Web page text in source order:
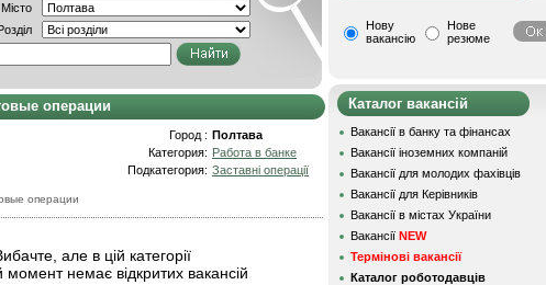
Місто
операции
операции
Город : Полтава
Категория: Работа в банке
Подкатегория: Заставні операції
але в цій категорії
момент немає відкритих вакансій
Нову
вакансію
Нове
резюме
Каталог вакансій
Вакансії в банку та фінансах
Вакансії іноземних компаній
Вакансії для молодих фахівців
Вакансії для Керівників
Вакансії в містах України
Вакансії NEW
Термінові вакансії
Каталог роботодавців